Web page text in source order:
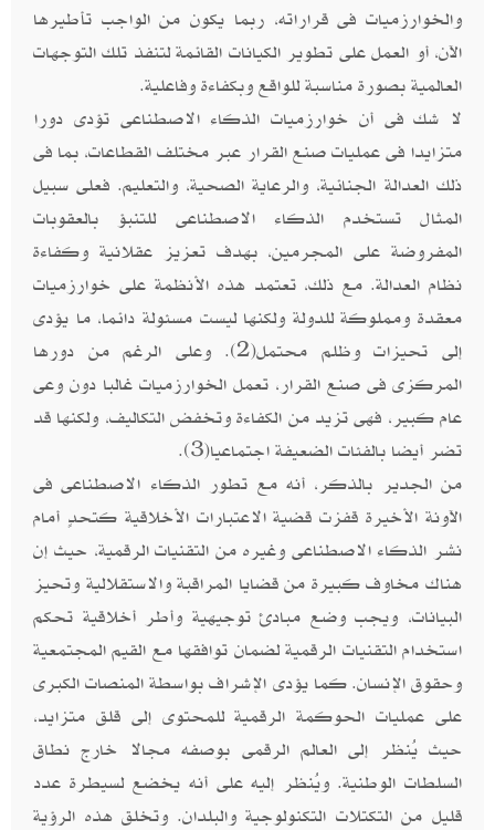
والخوارزميات فى قراراته، ربما يكون من الواجب تأطيرها
الآن، أو العمل على تطوير الكيانات القائمة لتنفذ تلك التوجهات
العالمية بصورة مناسبة للواقع وبكفاءة وفاعلية.
لا شك فى أن خوارزميات الذكاء الاصطناعى تؤدى دورا
متزايدا فى عمليات صنع القرار عبر مختلف القطاعات، بما فى
ذلك العدالة الجنائية، والرعاية الصحية، والتعليم. فعلى سبيل
المثال تستخدم الذكاء الاصطناعى للتنبؤ بالعقوبات
المفروضة على المجرمين، بهدف تعزيز عقلانية وكفاءة
نظام العدالة. مع ذلك، تعتمد هذه الأنظمة على خوارزميات
معقدة ومملوكة للدولة ولكنها ليست مسئولة دائما، ما يؤدى
إلى تحيزات وظلم محتمل(2). وعلى الرغم من دورها
المركزى فى صنع القرار، تعمل الخوارزميات غالبا دون وعى
عام كبير، فهى تزيد من الكفاءة وتخفض التكاليف، ولكنها قد
تضر أيضا بالفئات الضعيفة اجتماعيا(3).
من الجدير بالذكر، أنه مع تطور الذكاء الاصطناعى فى
الآونة الأخيرة قفزت قضية الاعتبارات الأخلاقية كتحدٍ أمام
نشر الذكاء الاصطناعى وغيره من التقنيات الرقمية، حيث إن
هناك مخاوف كبيرة من قضايا المراقبة والاستقلالية وتحيز
البيانات، ويجب وضع مبادئ توجيهية وأطر أخلاقية تحكم
استخدام التقنيات الرقمية لضمان توافقها مع القيم المجتمعية
وحقوق الإنسان. كما يؤدى الإشراف بواسطة المنصات الكبرى
على عمليات الحوكمة الرقمية للمحتوى إلى قلق متزايد،
حيث يُنظر إلى العالم الرقمى بوصفه مجالا خارج نطاق
السلطات الوطنية. ويُنظر إليه على أنه يخضع لسيطرة عدد
قليل من التكتلات التكنولوجية والبلدان. وتخلق هذه الرؤية